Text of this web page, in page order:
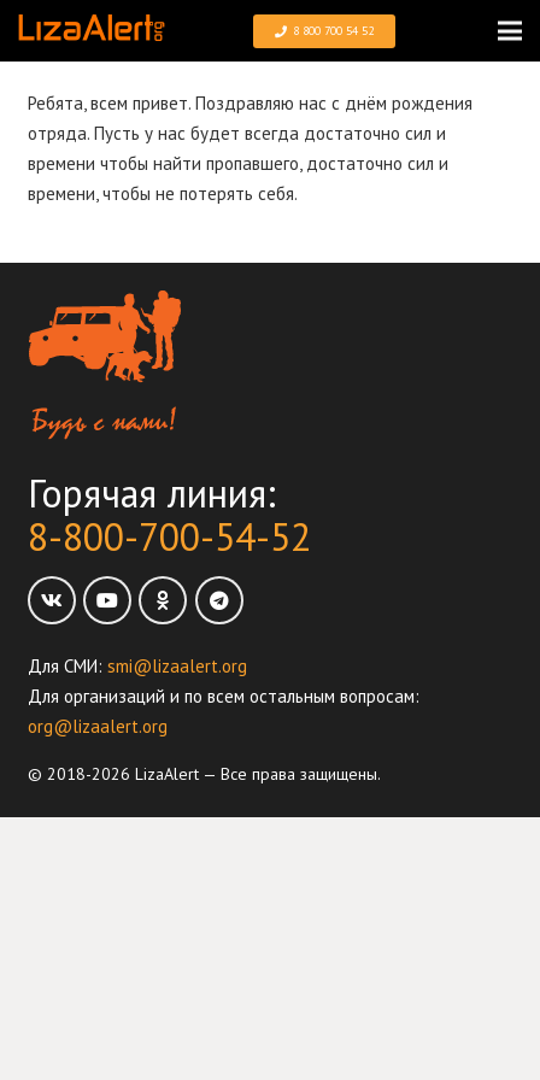
8 800 700 54 52
Ребята, всем привет. Поздравляю нас с днём рождения
отряда. Пусть у нас будет всегда достаточно сил и
времени чтобы найти пропавшего, достаточно сил и
времени, чтобы не потерять себя.
Горячая линия:
8-800-700-54-52
Для СМИ: smi@lizaalert.org
Для организаций и по всем остальным вопросам:
org@lizaalert.org
© 2018-2026 LizaAlert — Все права защищены.